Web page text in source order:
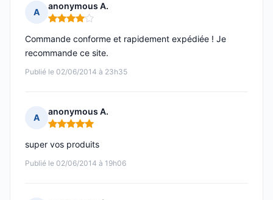
A
anonymous A.
Note : 4 sur 5
Publié le 02/06/2014 à 23h35
Commande conforme et rapidement expédiée ! Je
recommande ce site.
A
anonymous A.
Note : 5 sur 5
Publié le 02/06/2014 à 19h06
super vos produits